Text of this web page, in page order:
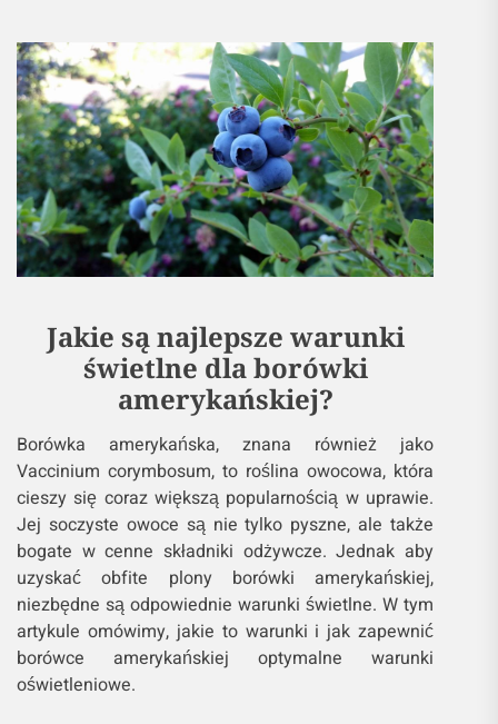
Jakie są najlepsze warunki
świetlne dla borówki
amerykańskiej?
Borówka amerykańska, znana również jako
Vaccinium corymbosum, to roślina owocowa, która
cieszy się coraz większą popularnością w uprawie.
Jej soczyste owoce są nie tylko pyszne, ale także
bogate w cenne składniki odżywcze. Jednak aby
uzyskać obfite plony borówki amerykańskiej,
niezbędne są odpowiednie warunki świetlne. W tym
artykule omówimy, jakie to warunki i jak zapewnić
borówce amerykańskiej optymalne warunki
oświetleniowe.